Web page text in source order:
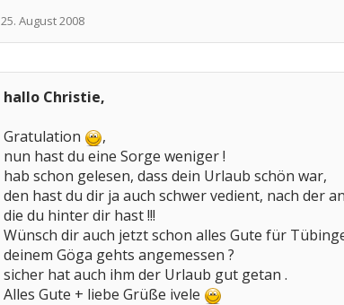
25. August 2008
hallo Christie,
Gratulation
,
nun hast du eine Sorge weniger !
hab schon gelesen, dass dein Urlaub schön war,
den hast du dir ja auch schwer vedient, nach der
die du hinter dir hast !!!
Wünsch dir auch jetzt schon alles Gute für
deinem Göga gehts angemessen ?
sicher hat auch ihm der Urlaub gut getan .
Alles Gute + liebe Grüße ivele